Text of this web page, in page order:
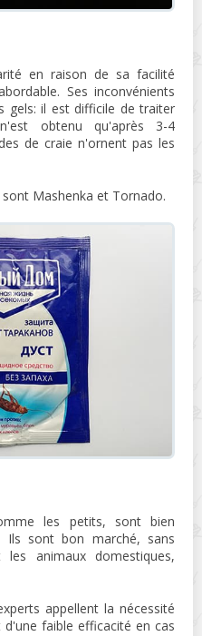
en raison de sa facilité
Ses inconvénients
gels: il est difficile de traiter
obtenu qu'après 3-4
de craie n'ornent pas les
Mashenka et Tornado.
les petits, sont bien
Ils sont bon marché, sans
animaux domestiques,
appellent la nécessité
faible efficacité en cas